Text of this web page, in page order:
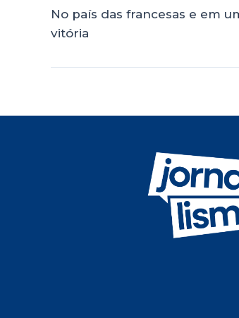
No país das francesas e em
vitória